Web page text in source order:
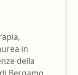
in
della